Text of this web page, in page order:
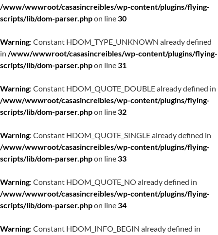
/www/wwwroot/casasincreibles/wp-content/plugins/flying-
scripts/lib/dom-parser.phpon line30
Warning: Constant HDOM_TYPE_UNKNOWN already defined
in /www/wwwroot/casasincreibles/wp-content/plugins/flying-
scripts/lib/dom-parser.phpon line31
Warning: Constant HDOM_QUOTE_DOUBLE already defined in
/www/wwwroot/casasincreibles/wp-content/plugins/flying-
scripts/lib/dom-parser.phpon line32
Warning: Constant HDOM_QUOTE_SINGLE already defined in
/www/wwwroot/casasincreibles/wp-content/plugins/flying-
scripts/lib/dom-parser.phpon line33
Warning: Constant HDOM_QUOTE_NO already defined in
/www/wwwroot/casasincreibles/wp-content/plugins/flying-
scripts/lib/dom-parser.phpon line34
Warning: Constant HDOM_INFO_BEGIN already defined in